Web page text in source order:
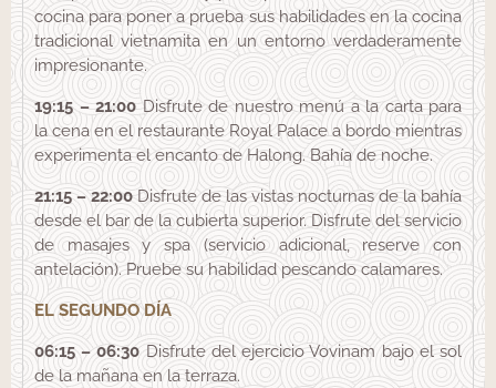
cocina para poner a prueba sus habilidades en la cocina
tradicional vietnamita en un entorno verdaderamente
impresionante.
19:15 – 21:00Disfrute de nuestro menú a la carta para
la cena en el restaurante Royal Palace a bordo mientras
experimenta el encanto de Halong. Bahía de noche.
21:15 – 22:00Disfrute de las vistas nocturnas de la bahía
desde el bar de la cubierta superior. Disfrute del servicio
de masajes y spa (servicio adicional, reserve con
antelación). Pruebe su habilidad pescando calamares.
EL SEGUNDO DÍA
06:15 – 06:30Disfrute del ejercicio Vovinam bajo el sol
de la mañana en la terraza.